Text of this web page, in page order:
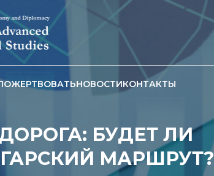
НОВОСТИКОНТАКТЫ
БУДЕТ ЛИ
МАРШРУТ?